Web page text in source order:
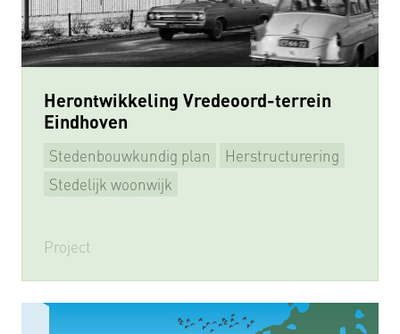
Herontwikkeling Vredeoord-terrein
Eindhoven
Stedenbouwkundig plan
Herstructurering
Beeldkwaliteitsplan
Stedelijk woonwijk
Project